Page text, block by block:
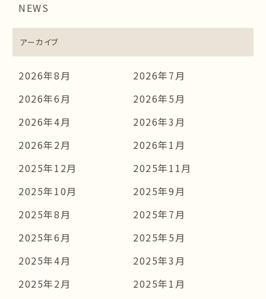
NEWS
アーカイブ
2026年8月
2026年7月
2026年6月
2026年5月
2026年4月
2026年3月
2026年2月
2026年1月
2025年12月
2025年11月
2025年10月
2025年9月
2025年8月
2025年7月
2025年6月
2025年5月
2025年4月
2025年3月
2025年2月
2025年1月